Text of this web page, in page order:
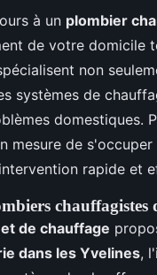
à un plombier
de votre domicile
non
systèmes de
domestiques.
mesure de
rapide et
chauffagistes
de chauffage
dans les Yvelines,